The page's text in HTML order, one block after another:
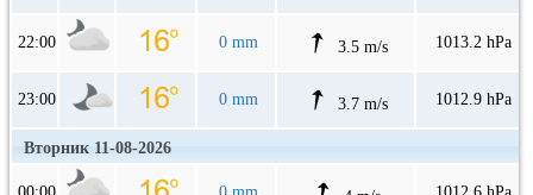
22:00 0 mm 3.5 m/s 1013.2 hPa
23:00 0 mm 3.7 m/s 1012.9 hPa
Вторник 11-08-2026